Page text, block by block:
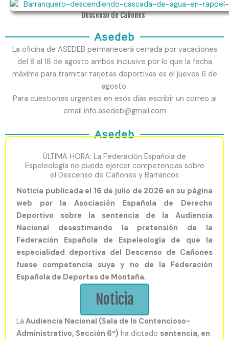
Descenso de Cañones
Asedeb
La oficina de ASEDEB permanecerá cerrada por vacaciones
del 8 al 18 de agosto ambos inclusive por lo que la fecha
máxima para tramitar tarjetas deportivas es el jueves 6 de
agosto.
Para cuestiones urgentes en esos días escribir un correo al
email info.asedeb@gmail.com
Asedeb
ÚLTIMA HORA: La Federación Española de
Espeleología no puede ejercer competencias sobre
el Descenso de Cañones y Barrancos
Noticia publicada el 16 de julio de 2026 en su página
web por la Asociación Española de Derecho
Deportivo sobre la sentencia de la Audiencia
Nacional desestimando la pretensión de la
Federación Española de Espeleología de que la
especialidad deportiva del Descenso de Cañones
fuese competencia suya y no de la Federación
Española de Deportes de Montaña.
Noticia
La Audiencia Nacional (Sala de lo Contencioso-
Administrativo, Sección 6ª) ha dictado sentencia, en